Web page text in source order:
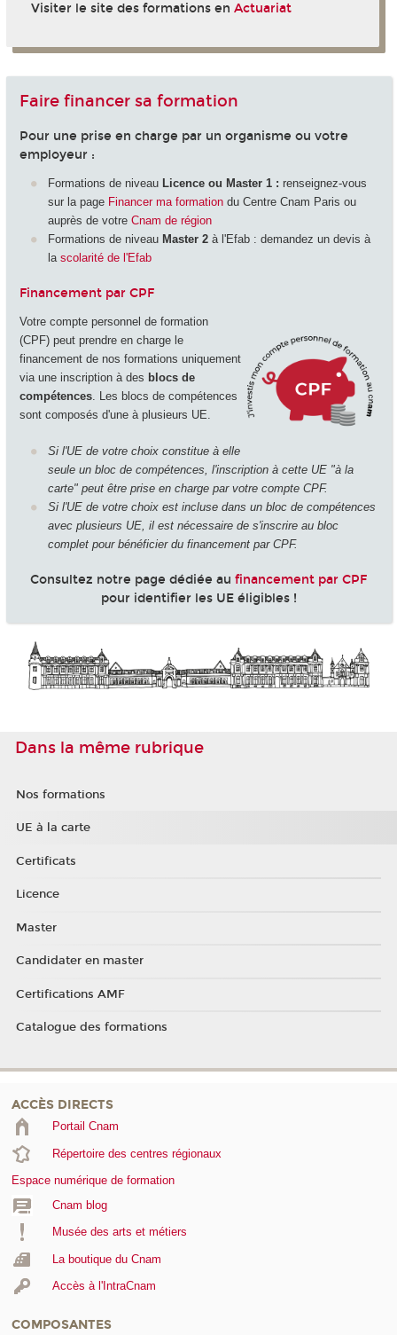
Visiter le site des formations en Actuariat
Faire financer sa formation
Pour une prise en charge par un organisme ou votre
employeur :
Formations de niveau Licence ou Master 1 : renseignez-vous
sur la page Financer ma formation du Centre Cnam Paris ou
auprès de votre Cnam de région
Formations de niveau Master 2 à l'Efab : demandez un devis à
la scolarité de l'Efab
Financement par CPF
Votre compte personnel de formation
(CPF) peut prendre en charge le
financement de nos formations uniquement
via une inscription à des blocs de
compétences. Les blocs de compétences
sont composés d'une à plusieurs UE.
Si l'UE de votre choix constitue à elle
seule un bloc de compétences, l'inscription à cette UE "à la
carte" peut être prise en charge par votre compte CPF.
Si l'UE de votre choix est incluse dans un bloc de compétences
avec plusieurs UE, il est nécessaire de s'inscrire au bloc
complet pour bénéficier du financement par CPF.
Consultez notre page dédiée au financement par CPF
pour identifier les UE éligibles !
Dans la même rubrique
Nos formations
UE à la carte
Certificats
Licence
Master
Candidater en master
Certifications AMF
Catalogue des formations
ACCÈS DIRECTS
Portail Cnam
Répertoire des centres régionaux
Espace numérique de formation
Cnam blog
Musée des arts et métiers
La boutique du Cnam
Accès à l'IntraCnam
COMPOSANTES